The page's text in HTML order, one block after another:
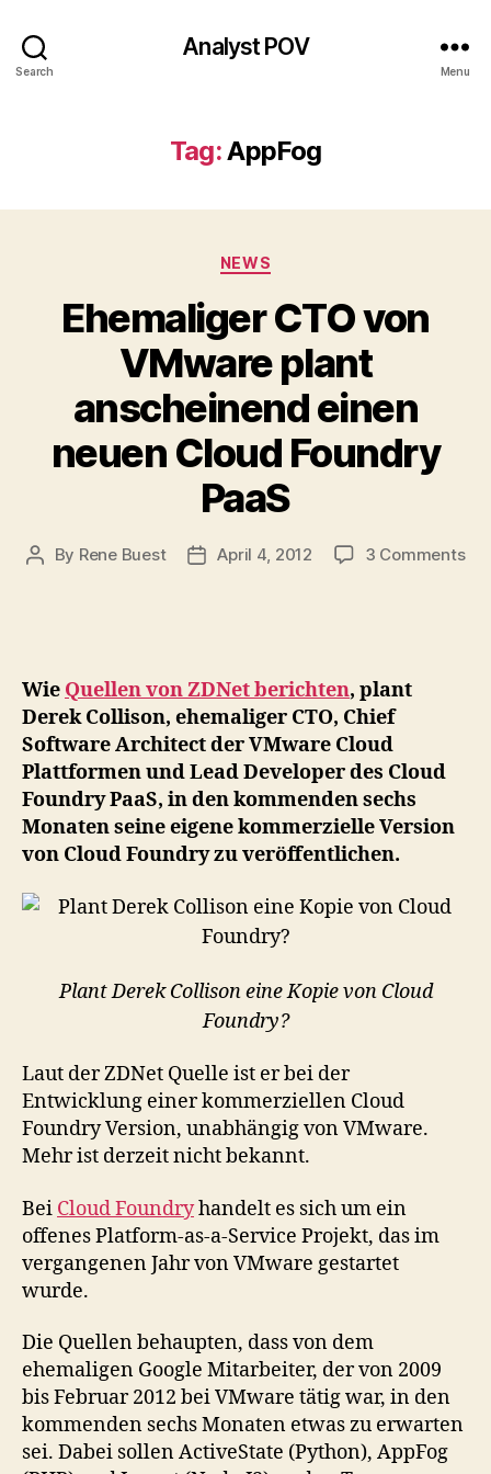
Search
Analyst POV
Menu
Tag:AppFog
Categories
NEWS
Ehemaliger CTO von
VMware plant
anscheinend einen
neuen Cloud Foundry
PaaS
Post
By Rene Buest
PostApril 4, 2012 3 Commentson
Wie Quellen von ZDNet berichten, plant
Derek Collison, ehemaliger CTO, Chief
Software Architect der VMware Cloud
Plattformen und Lead Developer des Cloud
Foundry PaaS, in den kommenden sechs
Monaten seine eigene kommerzielle Version
von Cloud Foundry zu veröffentlichen.
Plant Derek Collison eine Kopie von Cloud
Foundry?
Laut der ZDNet Quelle ist er bei der
Entwicklung einer kommerziellen Cloud
Foundry Version, unabhängig von VMware.
Mehr ist derzeit nicht bekannt.
Bei Cloud Foundryhandelt es sich um ein
offenes Platform-as-a-Service Projekt, das im
vergangenen Jahr von VMware gestartet
wurde.
Die Quellen behaupten, dass von dem
ehemaligen Google Mitarbeiter, der von 2009
bis Februar 2012 bei VMware tätig war, in den
kommenden sechs Monaten etwas zu erwarten
sei. Dabei sollen ActiveState (Python), AppFog